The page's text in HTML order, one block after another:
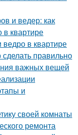
и ведер: как
в квартире
в квартире
правильно
важных вещей
и
своей комнаты
ремонта